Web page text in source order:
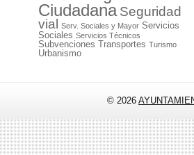
Ciudadana Seguridad
vial
Serv. Sociales y Mayor Servicios
Sociales Servicios Técnicos
Subvenciones Transportes Turismo
Urbanismo
© 2026